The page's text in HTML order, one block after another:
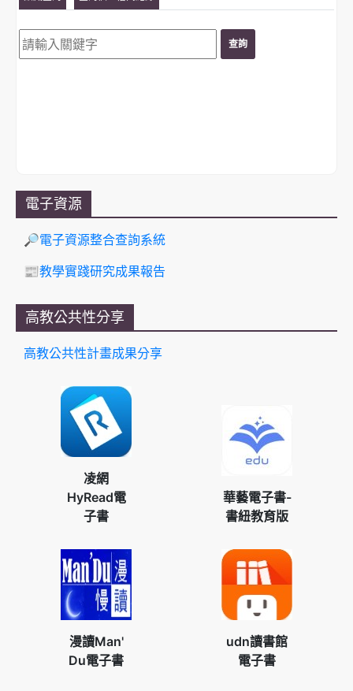
電子資源
🔎電子資源整合查詢系統
📰教學實踐研究成果報告
高教公共性分享
高教公共性計畫成果分享
凌網
HyRead電
子書
華藝電子書-
書紐教育版
漫讀Man'
Du電子書
udn讀書館
電子書